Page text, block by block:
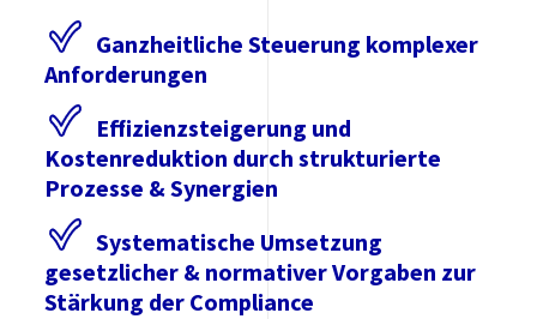
Ganzheitliche Steuerung komplexer
Anforderungen
Effizienzsteigerung und
Kostenreduktion durch strukturierte
Prozesse & Synergien
Systematische Umsetzung
gesetzlicher & normativer Vorgaben zur
Stärkung der Compliance